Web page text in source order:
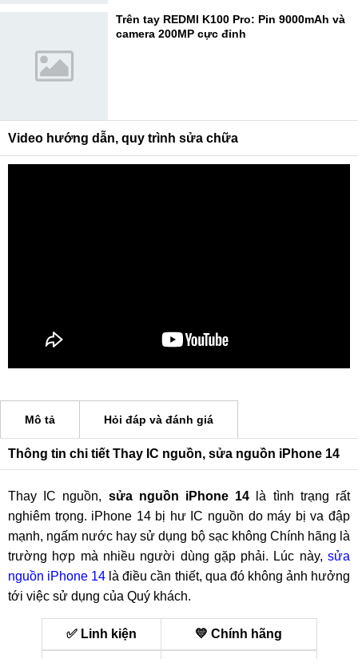
Trên tay REDMI K100 Pro: Pin 9000mAh và
camera 200MP cực đỉnh
Video hướng dẫn, quy trình sửa chữa
Mô tả Hỏi đáp và đánh giá
Thông tin chi tiết Thay IC nguồn, sửa nguồn iPhone 14
Thay IC nguồn, sửa nguồn iPhone 14 là tình trạng rất
nghiêm trọng. iPhone 14 bị hư IC nguồn do máy bị va đập
mạnh, ngấm nước hay sử dụng bộ sạc không Chính hãng là
trường hợp mà nhiều người dùng gặp phải. Lúc này, sửa
nguồn iPhone 14 là điều cần thiết, qua đó không ảnh hưởng
tới việc sử dụng của Quý khách.
✅ Linh kiện 💛 Chính hãng